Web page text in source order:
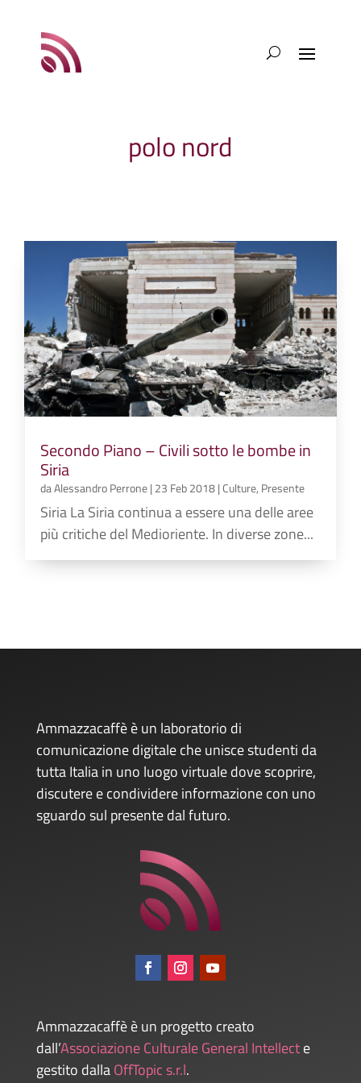
polo nord
Secondo Piano – Civili sotto le bombe in
Siria
daAlessandro Perrone| 23 Feb 2018|Culture, Presente
Siria La Siria continua a essere una delle aree
più critiche del Medioriente. In diverse zone...
Ammazzacaffè è un laboratorio di
comunicazione digitale che unisce studenti da
tutta Italia in uno luogo virtuale dove scoprire,
discutere e condividere informazione con uno
sguardo sul presente dal futuro.
Ammazzacaffè è un progetto creato
dall’Associazione Culturale General Intellecte
gestito dallaOffTopic s.r.l.